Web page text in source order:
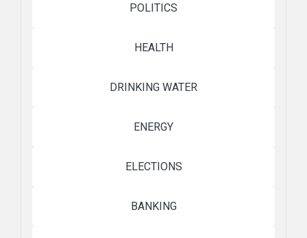
POLITICS
HEALTH
DRINKING WATER
ENERGY
ELECTIONS
BANKING